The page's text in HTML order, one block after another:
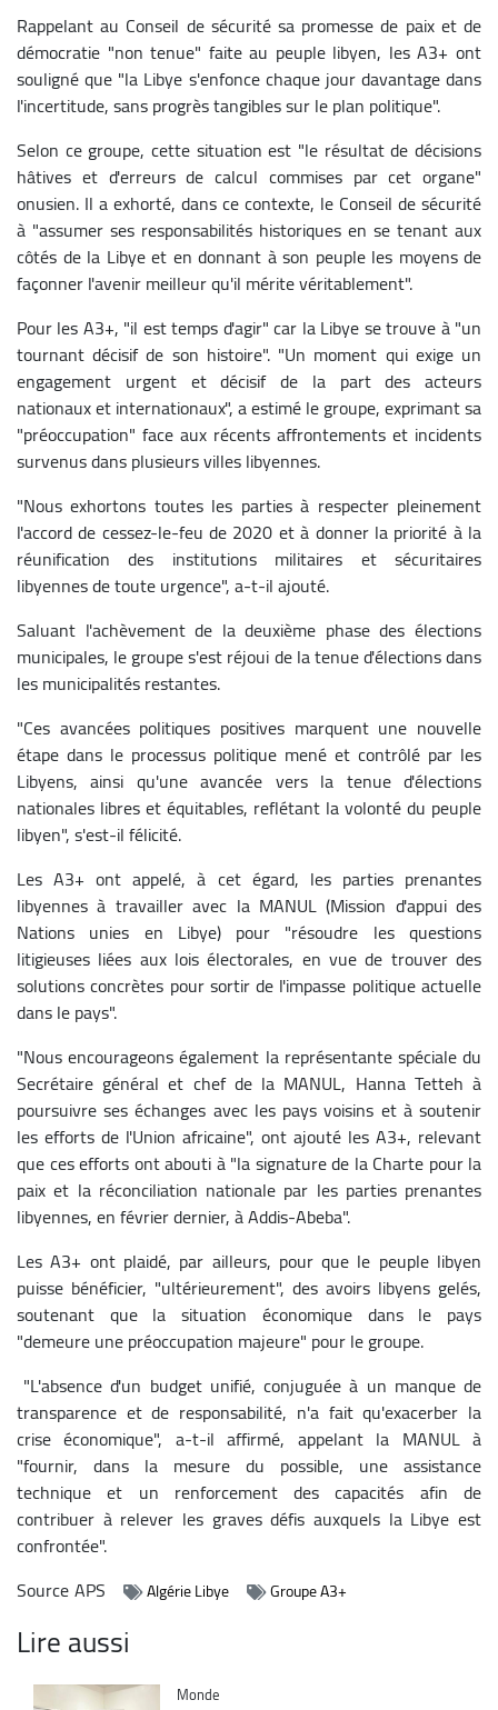
Rappelant au Conseil de sécurité sa promesse de paix et de
démocratie "non tenue" faite au peuple libyen, les A3+ ont
souligné que "la Libye s'enfonce chaque jour davantage dans
l'incertitude, sans progrès tangibles sur le plan politique".
Selon ce groupe, cette situation est "le résultat de décisions
hâtives et d'erreurs de calcul commises par cet organe"
onusien. Il a exhorté, dans ce contexte, le Conseil de sécurité
à "assumer ses responsabilités historiques en se tenant aux
côtés de la Libye et en donnant à son peuple les moyens de
façonner l'avenir meilleur qu'il mérite véritablement".
Pour les A3+, "il est temps d'agir" car la Libye se trouve à "un
tournant décisif de son histoire". "Un moment qui exige un
engagement urgent et décisif de la part des acteurs
nationaux et internationaux", a estimé le groupe, exprimant sa
"préoccupation" face aux récents affrontements et incidents
survenus dans plusieurs villes libyennes.
"Nous exhortons toutes les parties à respecter pleinement
l'accord de cessez-le-feu de 2020 et à donner la priorité à la
réunification des institutions militaires et sécuritaires
libyennes de toute urgence", a-t-il ajouté.
Saluant l'achèvement de la deuxième phase des élections
municipales, le groupe s'est réjoui de la tenue d'élections dans
les municipalités restantes.
"Ces avancées politiques positives marquent une nouvelle
étape dans le processus politique mené et contrôlé par les
Libyens, ainsi qu'une avancée vers la tenue d'élections
nationales libres et équitables, reflétant la volonté du peuple
libyen", s'est-il félicité.
Les A3+ ont appelé, à cet égard, les parties prenantes
libyennes à travailler avec la MANUL (Mission d'appui des
Nations unies en Libye) pour "résoudre les questions
litigieuses liées aux lois électorales, en vue de trouver des
solutions concrètes pour sortir de l'impasse politique actuelle
dans le pays".
"Nous encourageons également la représentante spéciale du
Secrétaire général et chef de la MANUL, Hanna Tetteh à
poursuivre ses échanges avec les pays voisins et à soutenir
les efforts de l'Union africaine", ont ajouté les A3+, relevant
que ces efforts ont abouti à "la signature de la Charte pour la
paix et la réconciliation nationale par les parties prenantes
libyennes, en février dernier, à Addis-Abeba".
Les A3+ ont plaidé, par ailleurs, pour que le peuple libyen
puisse bénéficier, "ultérieurement", des avoirs libyens gelés,
soutenant que la situation économique dans le pays
"demeure une préoccupation majeure" pour le groupe.
"L'absence d'un budget unifié, conjuguée à un manque de
transparence et de responsabilité, n'a fait qu'exacerber la
crise économique", a-t-il affirmé, appelant la MANUL à
"fournir, dans la mesure du possible, une assistance
technique et un renforcement des capacités afin de
contribuer à relever les graves défis auxquels la Libye est
confrontée".
SourceAPS Algérie Libye Groupe A3+
Lire aussi
Catégorie
Monde